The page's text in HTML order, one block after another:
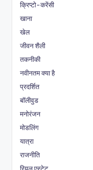
क्रिप्टो-करेंसी
खाना
खेल
जीवन शैली
तकनीकी
नवीनतम क्या है
प्रदर्शित
बॉलीवुड
मनोरंजन
मोडलिंग
यात्रा
राजनीति